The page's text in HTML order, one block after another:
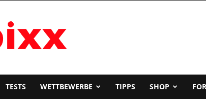
TESTS WETTBEWERBE TIPPS SHOP